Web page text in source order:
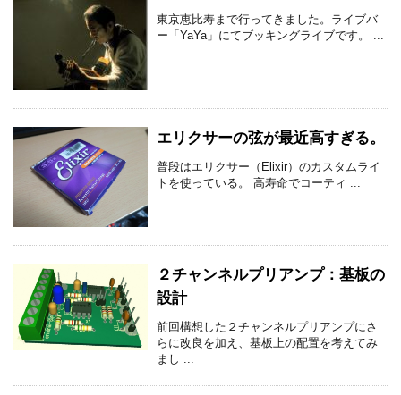
東京恵比寿まで行ってきました。ライブバ
ー「YaYa」にてブッキングライブです。 ...
エリクサーの弦が最近高すぎる。
普段はエリクサー（Elixir）のカスタムライ
トを使っている。 高寿命でコーティ ...
２チャンネルプリアンプ：基板の
設計
前回構想した２チャンネルプリアンプにさ
らに改良を加え、基板上の配置を考えてみ
まし ...